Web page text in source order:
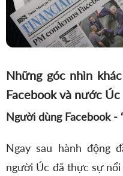
Những góc nhìn
Facebook và nước Úc
Người dùng Facebook -
Ngay sau hành động
người Úc đã thực sự